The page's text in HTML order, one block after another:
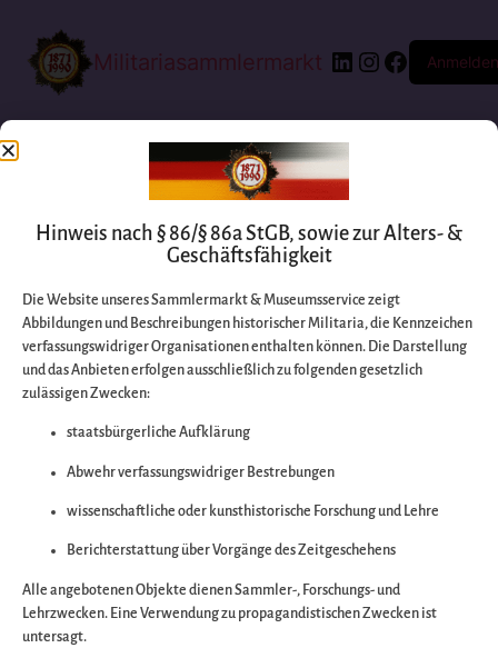
Militariasammlermarkt Anmelden
Entschuldigen Sie
bitte die
Wir arbeiten an
großartigen Sache
Hinweis nach § 86/§ 86a StGB, sowie zur Alters- &
Geschäftsfähigkeit
Die Website unseres Sammlermarkt & Museumsservice zeigt
Abbildungen und Beschreibungen historischer Militaria, die Kennzeichen
verfassungswidriger Organisationen enthalten können. Die Darstellung
und das Anbieten erfolgen ausschließlich zu folgenden gesetzlich
zulässigen Zwecken:
staatsbürgerliche Aufklärung
Abwehr verfassungswidriger Bestrebungen
wissenschaftliche oder kunsthistorische Forschung und Lehre
Berichterstattung über Vorgänge des Zeitgeschehens
Alle angebotenen Objekte dienen Sammler-, Forschungs- und
Lehrzwecken. Eine Verwendung zu propagandistischen Zwecken ist
untersagt.